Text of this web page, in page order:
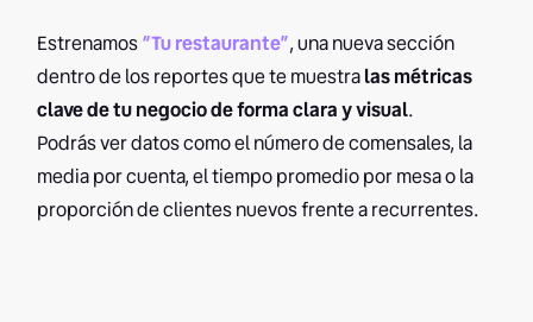
Estrenamos“Tu restaurante”, una nueva sección
dentro de los reportes que te muestralas métricas
clave de tu negocio de forma clara y visual.
Podrás ver datos como el número de comensales, la
media por cuenta, el tiempo promedio por mesa o la
proporción de clientes nuevos frente a recurrentes.